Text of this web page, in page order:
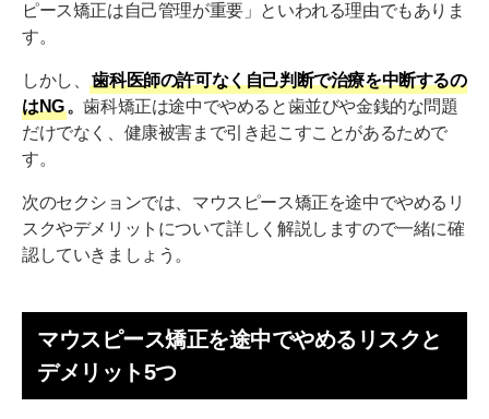
ピース矯正は自己管理が重要」といわれる理由でもありま
す。
しかし、
歯科医師の許可なく自己判断で治療を中断するの
はNG。歯科矯正は途中でやめると歯並びや金銭的な問題
だけでなく、健康被害まで引き起こすことがあるためで
す。
次のセクションでは、マウスピース矯正を途中でやめるリ
スクやデメリットについて詳しく解説しますので一緒に確
認していきましょう。
マウスピース矯正を途中でやめるリスクと
デメリット5つ